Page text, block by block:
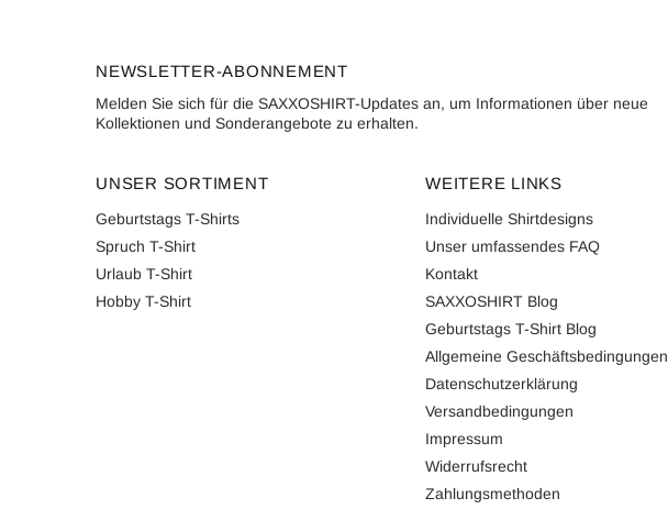
NEWSLETTER-ABONNEMENT
Melden Sie sich für die SAXXOSHIRT-Updates an, um Informationen über neue
Kollektionen und Sonderangebote zu erhalten.
UNSER SORTIMENT
Geburtstags T-Shirts
Spruch T-Shirt
Urlaub T-Shirt
Hobby T-Shirt
WEITERE LINKS
Individuelle Shirtdesigns
Unser umfassendes FAQ
Kontakt
SAXXOSHIRT Blog
Geburtstags T-Shirt Blog
Allgemeine Geschäftsbedingungen
Datenschutzerklärung
Versandbedingungen
Impressum
Widerrufsrecht
Zahlungsmethoden